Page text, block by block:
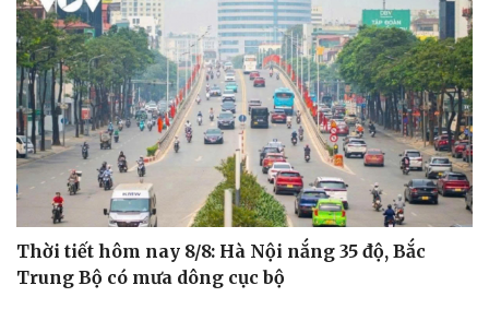
Thời tiết hôm nay 8/8: Hà Nội nắng 35 độ, Bắc
Trung Bộ có mưa dông cục bộ